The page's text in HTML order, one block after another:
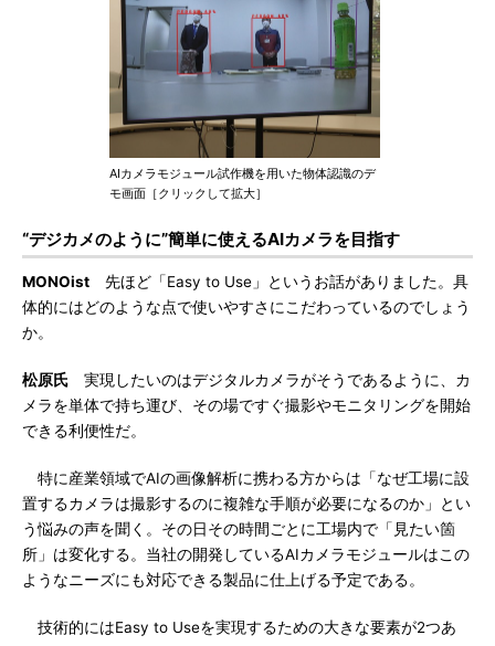
AIカメラモジュール試作機を用いた物体認識のデ
モ画面［クリックして拡大］
“デジカメのように”簡単に使えるAIカメラを目指す
MONOist 先ほど「Easy to Use」というお話がありました。具
体的にはどのような点で使いやすさにこだわっているのでしょう
か。
松原氏 実現したいのはデジタルカメラがそうであるように、カ
メラを単体で持ち運び、その場ですぐ撮影やモニタリングを開始
できる利便性だ。
特に産業領域でAIの画像解析に携わる方からは「なぜ工場に設
置するカメラは撮影するのに複雑な手順が必要になるのか」とい
う悩みの声を聞く。その日その時間ごとに工場内で「見たい箇
所」は変化する。当社の開発しているAIカメラモジュールはこの
ようなニーズにも対応できる製品に仕上げる予定である。
技術的にはEasy to Useを実現するための大きな要素が2つあ